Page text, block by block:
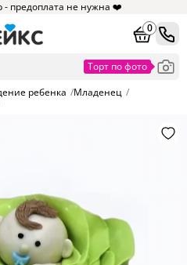
- предоплата не нужна ❤️
0
ребенка /Младенец /